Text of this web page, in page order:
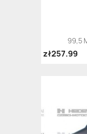
99,5
zł257.99